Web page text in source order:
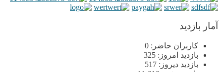
آمار بازدید
کاربران حاضر: 0
بازدید امروز: 325
بازدید دیروز: 517